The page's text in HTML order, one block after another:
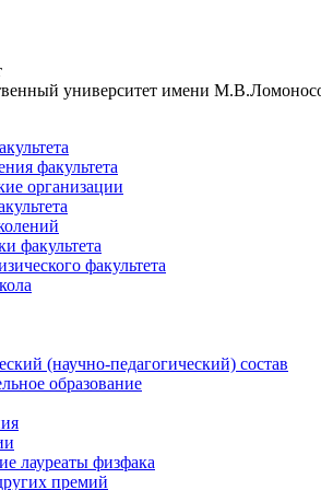
университет имени
факультета
организации
факультета
факультета
(научно-педагогический) состав
образование
лауреаты физфака
премий